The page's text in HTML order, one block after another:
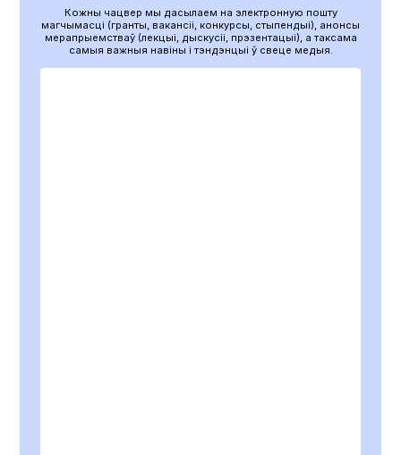
Кожны чацвер мы дасылаем на электронную пошту
магчымасці (гранты, вакансіі, конкурсы, стыпендыі), анонсы
мерапрыемстваў (лекцыі, дыскусіі, прэзентацыі), а таксама
самыя важныя навіны і тэндэнцыі ў свеце медыя.